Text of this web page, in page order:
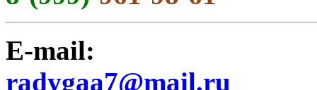
E-mail:
radygaa7@mail.ru